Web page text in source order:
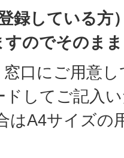
録している方
すのでそのま
口にご用意
ドしてご記入
はA4サイズの